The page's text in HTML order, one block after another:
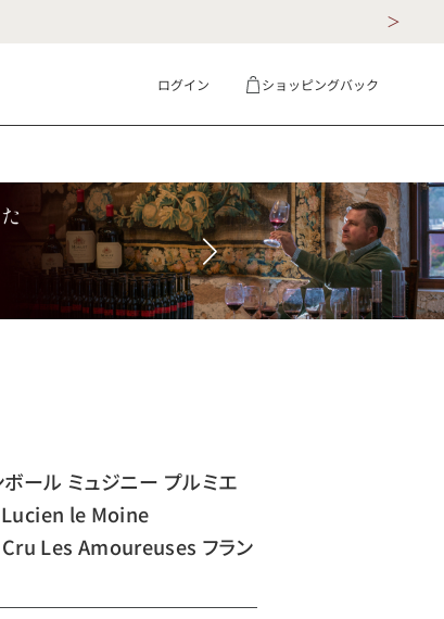
ログイン ショッピングバック
ール ミュジニー プルミエ
Lucien le Moine
Les Amoureuses フラン